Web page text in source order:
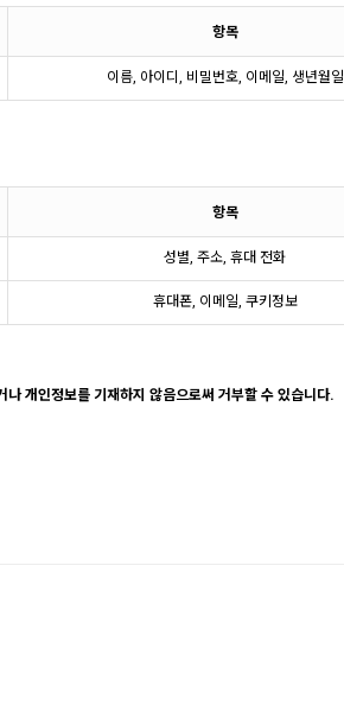
항목
이름, 아이디, 비밀번호, 이메일, 생년월일
항목
성별, 주소, 휴대 전화
휴대폰, 이메일, 쿠키정보
개인정보를 기재하지 않음으로써 거부할 수 있습니다.